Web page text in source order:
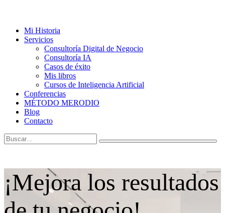
Mi Historia
Servicios
Consultoría Digital de Negocio
Consultoría IA
Casos de éxito
Mis libros
Cursos de Inteligencia Artificial
Conferencias
MÉTODO MERODIO
Blog
Contacto
¡Mejora los resultados